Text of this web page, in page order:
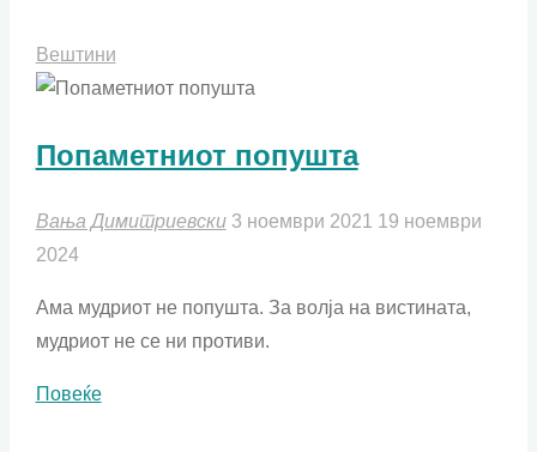
Вештини
Попаметниот попушта
Вања Димитриевски 3 ноември 2021 19 ноември
2024
Ама мудриот не попушта. За волја на вистината,
мудриот не се ни противи.
Повеќе"Попаметниот